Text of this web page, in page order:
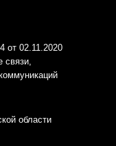
от 02.11.2020
связи,
области